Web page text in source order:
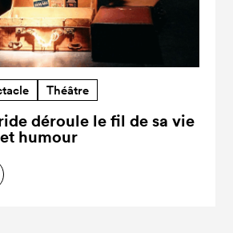
Théâtre
déroule le fil de sa vie
humour